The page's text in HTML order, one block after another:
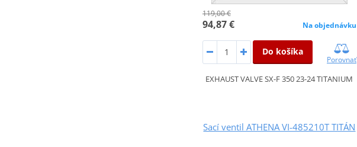
119,00 €
94,87 € Na objednávku
Do košíka
Porovnať
EXHAUST VALVE SX-F 350 23-24 TITANIUM
Sací ventil ATHENA VI-485210T TITÁN